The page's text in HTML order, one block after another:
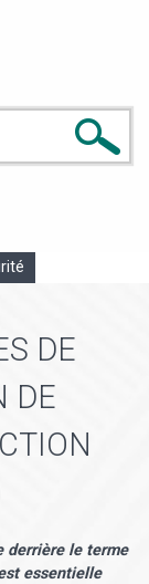
DE
DE
derrière le terme
essentielle